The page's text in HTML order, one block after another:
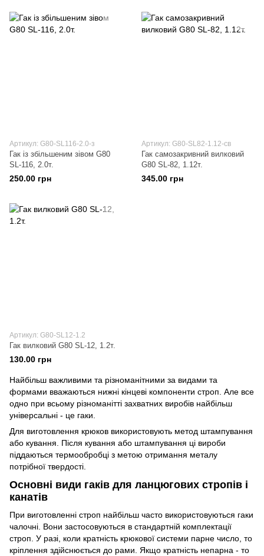
Артикул: G80-SL116-2.0-з
Гак із збільшеним зівом G80
SL-116, 2.0т.
250.00 грн
Артикул: G80-SL82-1.12-св
Гак самозакривний вилковий
G80 SL-82, 1.12т.
345.00 грн
Артикул: G80-SL12-1.2
Гак вилковий G80 SL-12, 1.2т.
130.00 грн
Найбільш важливими та різноманітними за видами та
формами вважаються нижні кінцеві компоненти строп. Але все
одно при всьому різноманітті захватних виробів найбільш
універсальні - це гаки.
Для виготовлення крюков використовують метод штампування
або кування. Після кування або штампування ці вироби
піддаються термообробці з метою отримання металу
потрібної твердості.
Основні види гаків для ланцюгових стропів і
канатів
При виготовленні строп найбільш часто використовуються гаки
чалочні. Вони застосовуються в стандартній комплектації
строп. У разі, коли кратність крюкової системи парне число, то
кріплення здійснюється до рами. Якщо кратність непарна - то